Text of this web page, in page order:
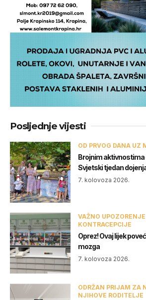
Posljednje vijesti
OD PRVOG DANA UZ
Brojnim aktivnostima
Svjetski tjedan
7. kolovoza 2026.
VAŽNO
KONTRACEPCIJE
Oprez! Ovaj lijek
mozga
7. kolovoza 2026.
ODRŽAN PRIJAM ZA
NJIHOVE RODITELJE